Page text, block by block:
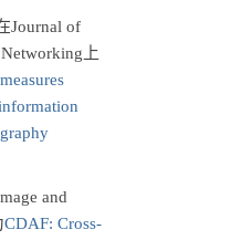
Journal of
上
and
CDAF: Cross-